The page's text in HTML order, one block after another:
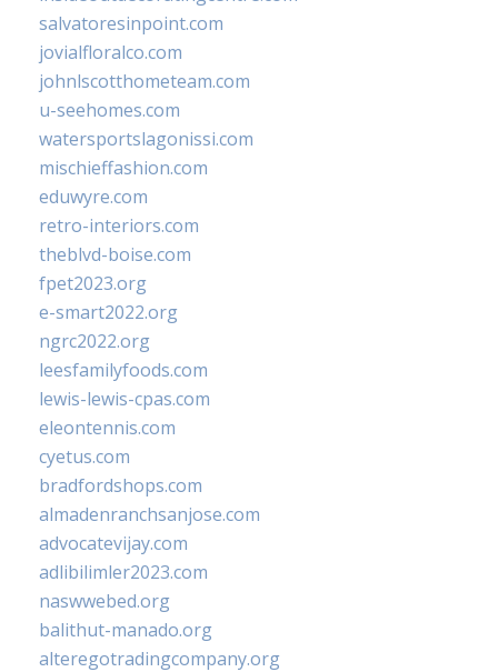
salvatoresinpoint.com
jovialfloralco.com
johnlscotthometeam.com
u-seehomes.com
watersportslagonissi.com
mischieffashion.com
eduwyre.com
retro-interiors.com
theblvd-boise.com
fpet2023.org
e-smart2022.org
ngrc2022.org
leesfamilyfoods.com
lewis-lewis-cpas.com
eleontennis.com
cyetus.com
bradfordshops.com
almadenranchsanjose.com
advocatevijay.com
adlibilimler2023.com
naswwebed.org
balithut-manado.org
alteregotradingcompany.org